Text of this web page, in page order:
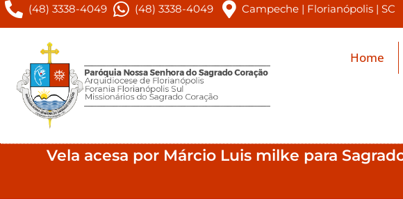
(48) 3338-4049 (48) 3338-4049 Campeche | Florianópolis | SC
Home
Vela acesa por Márcio Luis milke para